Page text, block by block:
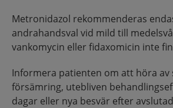
Metronidazol rekommenderas
andrahandsval vid mild till
vankomycin eller fidaxomicin inte
Informera patienten om att höra av
försämring, utebliven
dagar eller nya besvär efter